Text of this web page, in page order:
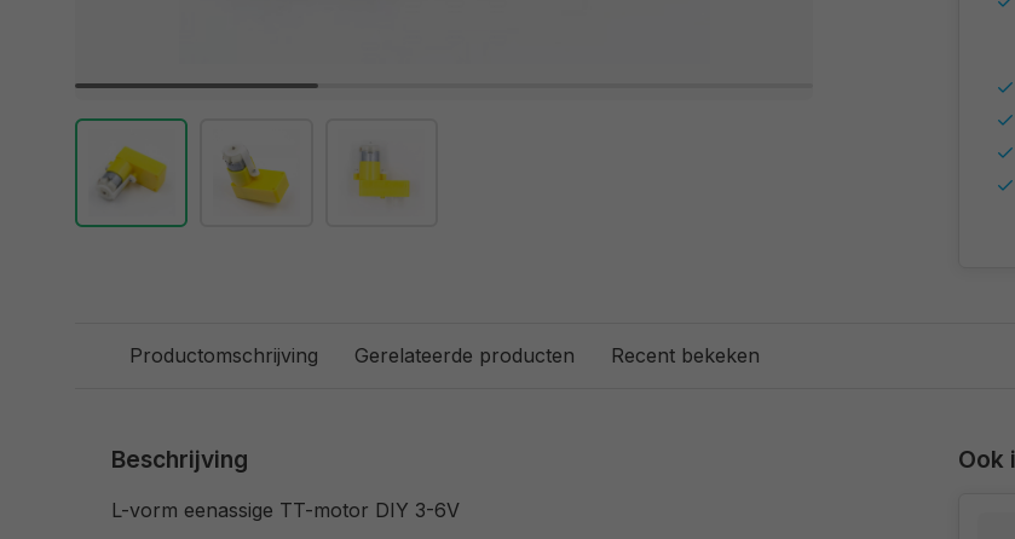
Productomschrijving Gerelateerde producten Recent bekeken
Beschrijving
L-vorm eenassige TT-motor DIY 3-6V
Ook